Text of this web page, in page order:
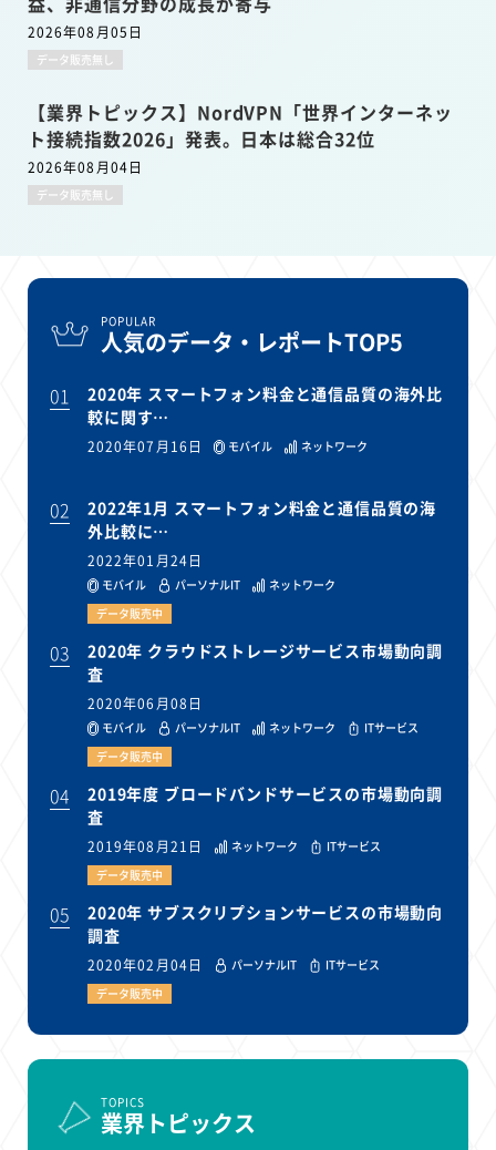
2026年08月05日
データ販売無し
【業界トピックス】NordVPN「世界インターネッ
ト接続指数2026」発表。日本は総合32位
2026年08月04日
データ販売無し
POPULAR
人気のデータ・レポートTOP5
01
2020年 スマートフォン料金と通信品質の海外比
較に関す…
2020年07月16日 モバイル ネットワーク
02
2022年1月 スマートフォン料金と通信品質の海
外比較に…
2022年01月24日
モバイル パーソナルIT
ネットワーク
データ販売中
03
2020年 クラウドストレージサービス市場動向調
査
2020年06月08日
モバイル パーソナルIT ネットワーク
ITサービス
データ販売中
04
2019年度 ブロードバンドサービスの市場動向調
査
2019年08月21日 ネットワーク
ITサービス
データ販売中
05
2020年 サブスクリプションサービスの市場動向
調査
2020年02月04日 パーソナルIT
ITサービス
データ販売中
TOPICS
業界トピックス